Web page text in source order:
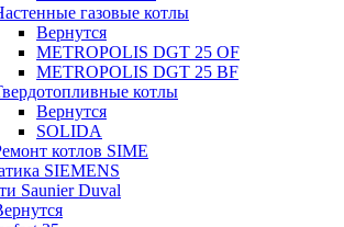
газовые котлы
Вернутся
METROPOLIS DGT 25 OF
METROPOLIS DGT 25 BF
котлы
Вернутся
SOLIDA
котлов SIME
SIEMENS
Saunier Duval